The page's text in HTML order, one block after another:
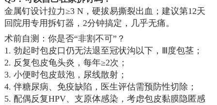
金属钉设计拉力≥3 N，硬拔易撕裂出血；建议第12天
回院用专用拆钉器，2分钟搞定，几乎无痛。
术前自测：你是否“非割不可”？
1. 勃起时包皮口仍无法退至冠状沟以下，Ⅲ度包茎；
2. 反复包皮龟头炎，每年≥2次；
3. 小便时包皮鼓泡，尿线散射；
4. 伴糖尿病、免疫缺陷，医生评估需预防性切除；
5. 配偶反复HPV、支原体感染，考虑包皮黏膜隐匿感